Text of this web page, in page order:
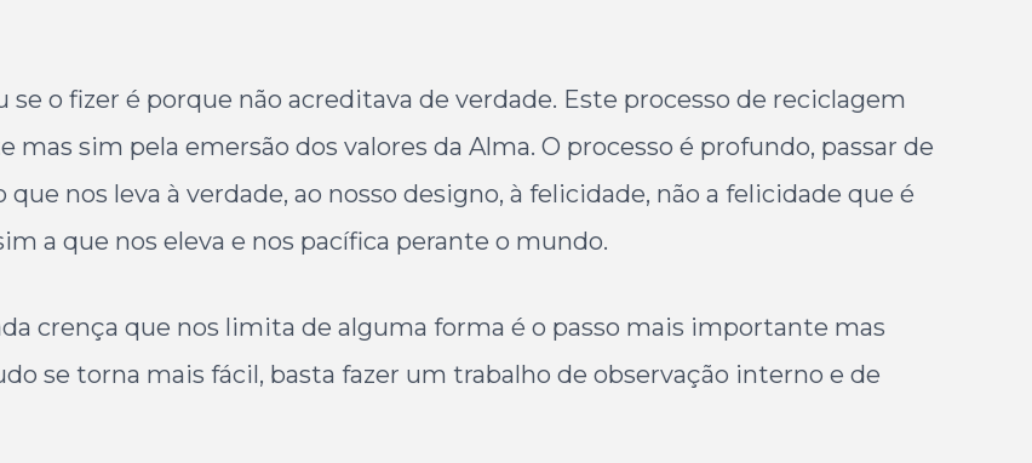
o fizer é porque não acreditava de verdade. Este processo de reciclagem
sim pela emersão dos valores da Alma. O processo é profundo, passar de
nos leva à verdade, ao nosso designo, à felicidade, não a felicidade que é
a que nos eleva e nos pacífica perante o mundo.
crença que nos limita de alguma forma é o passo mais importante mas
se torna mais fácil, basta fazer um trabalho de observação interno e de